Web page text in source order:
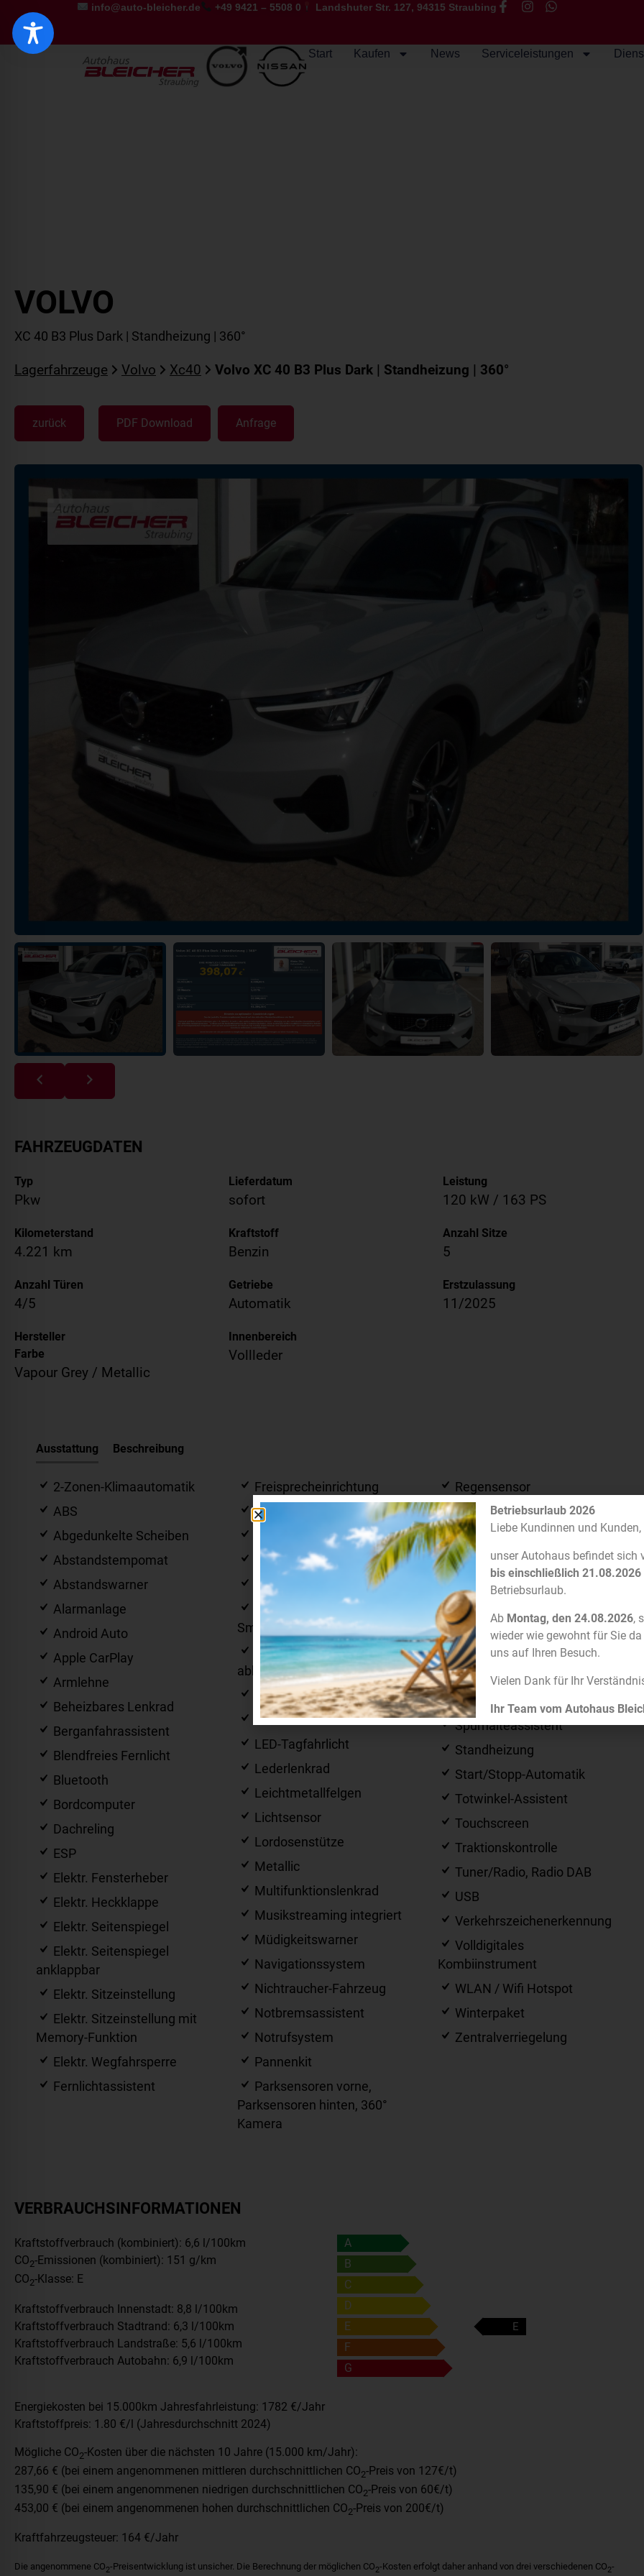
info@auto-bleicher.de +49 9421 – 5508 0 Landshuter Str. 127, 94315 Straubing
Start Kaufen News Serviceleistungen
VOLVO
XC 40 B3 Plus Dark | Standheizung | 360°
Lagerfahrzeuge Volvo Xc40 Volvo XC 40 B3 Plus Dark | Standheizung | 360°
zurück PDF Download Anfrage
FAHRZEUGDATEN
Typ
Pkw
Lieferdatum
sofort
Leistung
120 kW / 163 PS
Kilometerstand
4.221 km
Kraftstoff
Benzin
Anzahl Sitze
5
Anzahl Türen
4/5
Getriebe
Automatik
Erstzulassung
11/2025
Hersteller
Farbe
Vapour Grey / Metallic
Innenbereich
Vollleder
Ausstattung Beschreibung
2-Zonen-Klimaautomatik
ABS
Abgedunkelte Scheiben
Abstandstempomat
Abstandswarner
Alarmanlage
Android Auto
Apple CarPlay
Armlehne
Beheizbares Lenkrad
Berganfahrassistent
Blendfreies Fernlicht
Bluetooth
Bordcomputer
Dachreling
ESP
Elektr. Fensterheber
Elektr. Heckklappe
Elektr. Seitenspiegel
Elektr. Seitenspiegel
anklappbar
Elektr. Sitzeinstellung
Elektr. Sitzeinstellung mit
Memory-Funktion
Elektr. Wegfahrsperre
Fernlichtassistent
Freisprecheinrichtung
Garantie
Gepäckraumabtrennung
Geschwindigkeitsbegrenzer
HU neu
Induktionsladen für
Smartphones
Innenspiegel autom.
abblendend
Isofix
LED-Scheinwerfer
LED-Tagfahrlicht
Lederlenkrad
Leichtmetallfelgen
Lichtsensor
Lordosenstütze
Metallic
Multifunktionslenkrad
Musikstreaming integriert
Müdigkeitswarner
Navigationssystem
Nichtraucher-Fahrzeug
Notbremsassistent
Notrufsystem
Pannenkit
Parksensoren vorne,
Parksensoren hinten, 360°
Kamera
Regensensor
Reifendruckkontrolle
Scheckheftgepflegt
Schlüssellose
Zentralverriegelung
Servolenkung
Sitzheizung
Sommerreifen
Soundsystem
Sprachsteuerung
Spurhalteassistent
Standheizung
Start/Stopp-Automatik
Totwinkel-Assistent
Touchscreen
Traktionskontrolle
Tuner/Radio, Radio DAB
USB
Verkehrszeichenerkennung
Volldigitales
Kombiinstrument
WLAN / Wifi Hotspot
Winterpaket
Zentralverriegelung
VERBRAUCHSINFORMATIONEN
Kraftstoffverbrauch (kombiniert): 6,6 l/100km
CO2-Emissionen (kombiniert): 151 g/km
CO2-Klasse: E
Kraftstoffverbrauch Innenstadt: 8,8 l/100km
Kraftstoffverbrauch Stadtrand: 6,3 l/100km
Kraftstoffverbrauch Landstraße: 5,6 l/100km
Kraftstoffverbrauch Autobahn: 6,9 l/100km
A
B
C
D
E
E
F
G
Energiekosten bei 15.000km Jahresfahrleistung: 1782 €/Jahr
Kraftstoffpreis: 1.80 €/l (Jahresdurchschnitt 2024)
Mögliche CO2-Kosten über die nächsten 10 Jahre (15.000 km/Jahr):
287,66 € (bei einem angenommenen mittleren durchschnittlichen CO2-Preis von 127€/t)
135,90 € (bei einem angenommenen niedrigen durchschnittlichen CO2-Preis von 60€/t)
453,00 € (bei einem angenommenen hohen durchschnittlichen CO2-Preis von 200€/t)
Kraftfahrzeugsteuer: 164 €/Jahr
Die angenommene CO2-Preisentwicklung ist unsicher. Die Berechnung der möglichen CO2-Kosten erfolgt daher anhand von drei verschiedenen CO2-
Betriebsurlaub 2026
Liebe Kundinnen und Kunden,
unser Autohaus befindet sich
bis einschließlich 21.08.2026
Betriebsurlaub.
Ab Montag, den 24.08.2026,
wieder wie gewohnt für Sie
uns auf Ihren Besuch.
Vielen Dank für Ihr
Ihr Team vom Autohaus